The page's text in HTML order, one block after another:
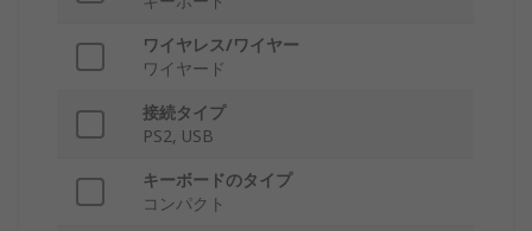
ワイヤレス/ワイヤー
ワイヤード
接続タイプ
PS2, USB
キーボードのタイプ
コンパクト